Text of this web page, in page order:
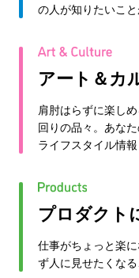
の人が知りたいこと
アート＆カ
肩肘はらずに楽し
回りの品々。あな
ライフスタイル情報
プロダクト
仕事がちょっと楽
ず人に見せたくな